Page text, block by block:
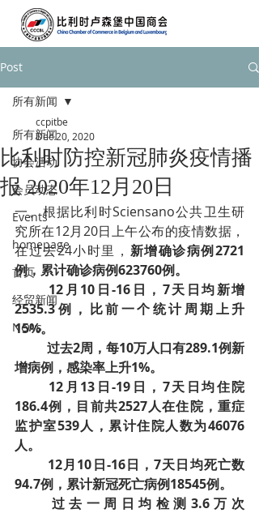
Post
所有新闻
协会活动
会员动态
Events
homepage
首页
经贸新闻
News
所有新闻
比利时防控新冠肺炎疫情播
报 2020年12月20日
ccpitbe
Dec 20, 2020
一、根据比利时Sciensano公共卫生研
究所在12月20日上午公布的疫情数据，
在过去24小时里， 新增确诊病例2721
例，累计确诊病例623760例。
12月10日-16日，7天日均新增
2535.3例，比前一个统计周期上升
15%­。
过去2周，每10万人口有289.1例新
增病例，感染率上升1%。
12月13日-19日，7天日均住院
186.4例，目前共2527人在住院，重症
监护室539人，累计住院人数为46076
人。
12月10日-16日，7天日均死亡数
94.7例，累计新冠死亡病例18545例。
过去一周日均检测3.6万次